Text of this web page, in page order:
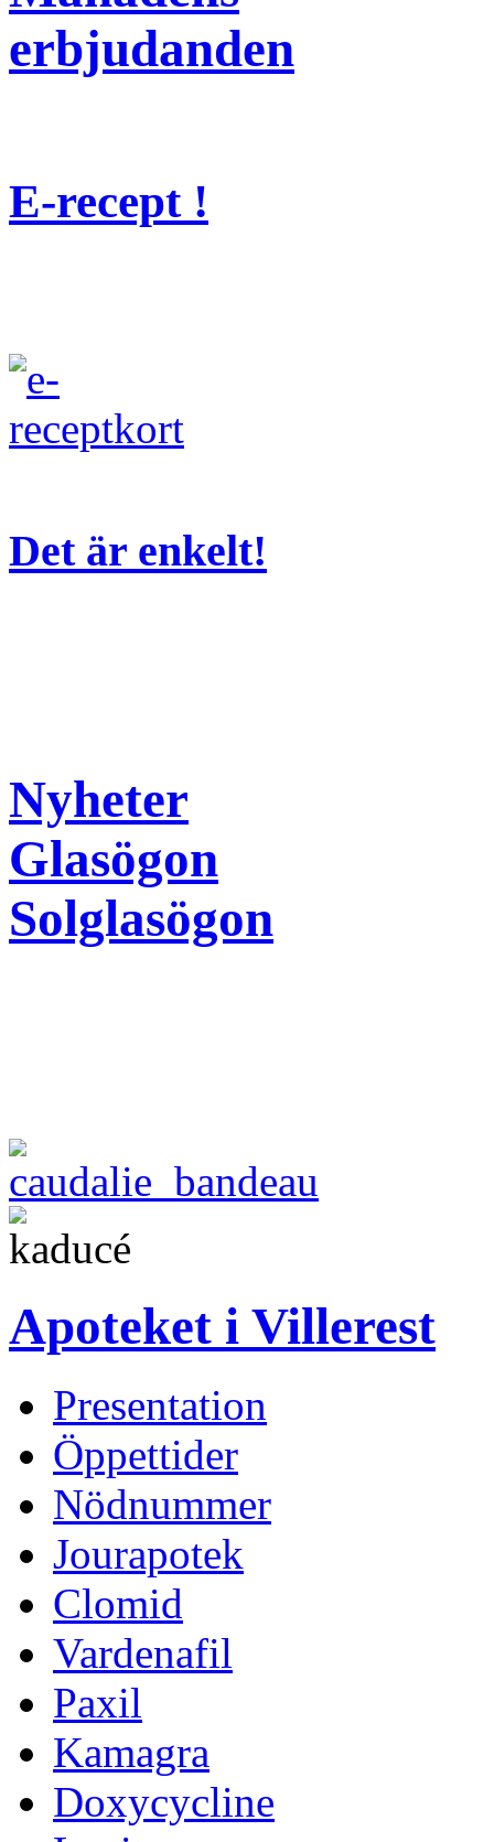
erbjudanden
E-recept !
Det är enkelt!
Nyheter
Glasögon
Solglasögon
Apoteket i Villerest
Presentation
Öppettider
Nödnummer
Jourapotek
Clomid
Vardenafil
Paxil
Kamagra
Doxycycline